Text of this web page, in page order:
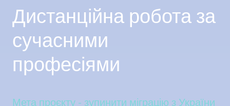
Дистанційна робота за
сучасними
професіями
Мета проєкту - зупинити міграцію з України